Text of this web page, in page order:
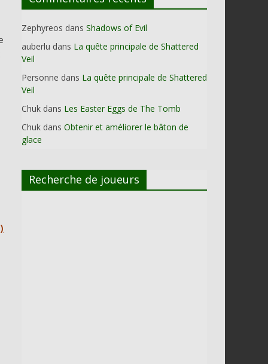
Zephyreos dans Shadows of Evil
auberlu dans La quête principale de Shattered
Veil
Personne dans La quête principale de Shattered
Veil
Chuk dans Les Easter Eggs de The Tomb
Chuk dans Obtenir et améliorer le bâton de
glace
Recherche de joueurs